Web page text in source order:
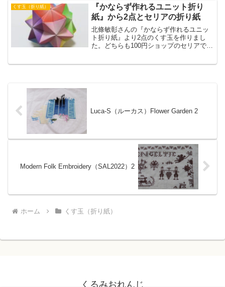
じくセリアで買ったグラデーション折り
紙の紫を合わせて風花というくす玉を作
りました。
くす玉（折り紙）
『かならず作れるユニット折り
紙』から2点とセリアの折り紙
北條敏彰さんの『かならず作れるユニッ
ト折り紙』より2点のくす玉を作りまし
た。どちらも100円ショップのセリアで買
Luca-S（ルーカス）Flower Garden 2
Modern Folk Embroidery（SAL2022）2
ホーム くす玉（折り紙）
くるみおれんじ